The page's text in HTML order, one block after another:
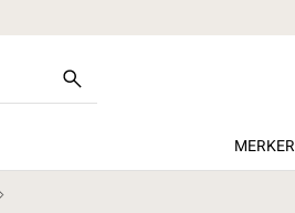
MERKER